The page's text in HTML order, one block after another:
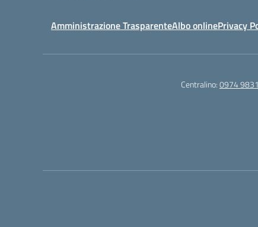
Amministrazione TrasparenteAlbo onlinePrivacy
Centralino:0974